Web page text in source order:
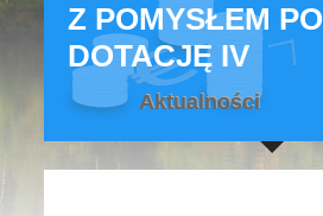
Z POMYSŁEM PO
DOTACJĘ IV
Aktualności